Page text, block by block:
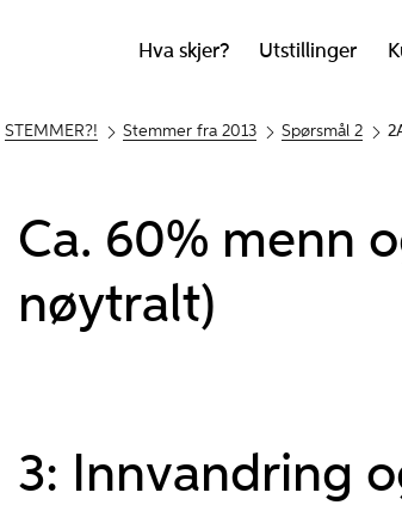
Hva skjer? Utstillinger
STEMMER?! Stemmer fra 2013 Spørsmål 2
Ca. 60% menn
nøytralt)
3: Innvandring